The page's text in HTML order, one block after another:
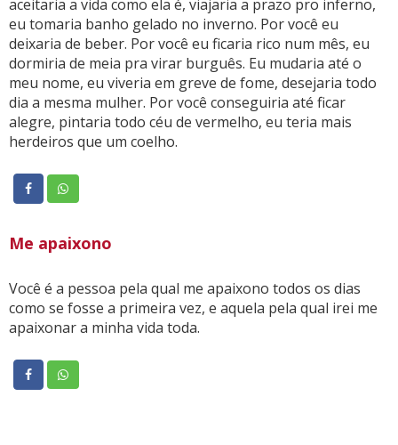
aceitaria a vida como ela é, viajaria a prazo pro inferno,
eu tomaria banho gelado no inverno. Por você eu
deixaria de beber. Por você eu ficaria rico num mês, eu
dormiria de meia pra virar burguês. Eu mudaria até o
meu nome, eu viveria em greve de fome, desejaria todo
dia a mesma mulher. Por você conseguiria até ficar
alegre, pintaria todo céu de vermelho, eu teria mais
herdeiros que um coelho.
Me apaixono
Você é a pessoa pela qual me apaixono todos os dias
como se fosse a primeira vez, e aquela pela qual irei me
apaixonar a minha vida toda.